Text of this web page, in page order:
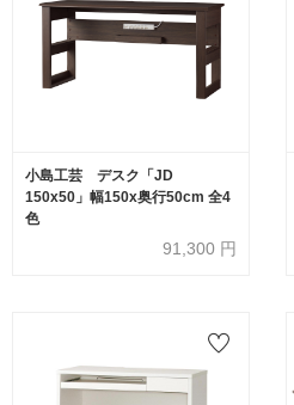
小島工芸 デスク「JD
150x50」幅150x奥行50cm 全4
色
91,300 円